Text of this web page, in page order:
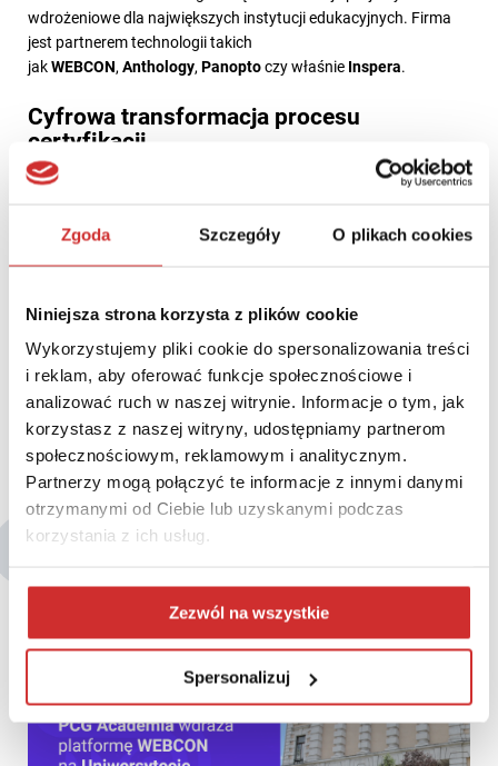
Zgoda Szczegóły O plikach cookies
Niniejsza strona korzysta z plików cookie
Wykorzystujemy pliki cookie do spersonalizowania treści
i reklam, aby oferować funkcje społecznościowe i
analizować ruch w naszej witrynie. Informacje o tym, jak
korzystasz z naszej witryny, udostępniamy partnerom
społecznościowym, reklamowym i analitycznym.
Partnerzy mogą połączyć te informacje z innymi danymi
otrzymanymi od Ciebie lub uzyskanymi podczas
korzystania z ich usług.
Zezwól na wszystkie
Spersonalizuj
wdrożeniowe dla największych instytucji edukacyjnych. Firma
jest partnerem technologii takich
jakWEBCON, Anthology, Panoptoczy właśnie Inspera.
Cyfrowa transformacja procesu
certyfikacji
Wdrożenie platformy
to kolejny krok w kierunku cyfrowej
Polsce. Dzięki nowoczesnym rozwiązaniom technologicznym
Polska Izba Biegłych Rewidentów zyska narzędzie
przeprowadzanie egzaminów, odpowiadające na potrzeby
potwierdza również rosnące znaczenie technologii w sektorze
edukacji, certyfikacji i rozwoju kompetencji zawodowych.
Być może zainteresują Cię także: